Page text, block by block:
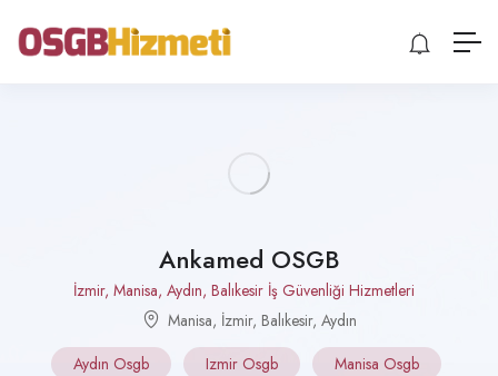
Ankamed OSGB
İzmir, Manisa, Aydın, Balıkesir İş Güvenliği Hizmetleri
Manisa, İzmir, Balıkesir, Aydın
Aydın Osgb
Izmir Osgb Manisa Osgb